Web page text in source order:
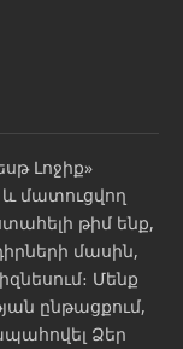
Լոջիք»
մատուցվող
թիմ ենք,
մասին,
Մենք
ընթացքում,
Ձեր